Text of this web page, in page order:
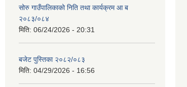
सोरु गाउँपालिकाको निति तथा कार्यक्रम आ ब
२०८३/०८४
मिति: 06/24/2026 - 20:31
बजेट पुस्तिका २०८२/०८३
मिति: 04/29/2026 - 16:56